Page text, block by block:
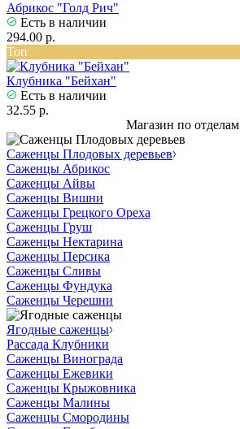
Абрикос "Голд Рич"
Есть в наличии
294.00 р.
Топ
Клубника "Бейхан"
Есть в наличии
32.55 р.
Магазин по отделам
Саженцы Плодовых деревьев
Саженцы Абрикос
Саженцы Айвы
Саженцы Вишни
Саженцы Грецкого Ореха
Саженцы Груш
Саженцы Нектарина
Саженцы Персика
Саженцы Сливы
Саженцы Фундука
Саженцы Черешни
Ягодные саженцы
Рассада Клубники
Саженцы Винограда
Саженцы Ежевики
Саженцы Крыжовника
Саженцы Малины
Саженцы Смородины